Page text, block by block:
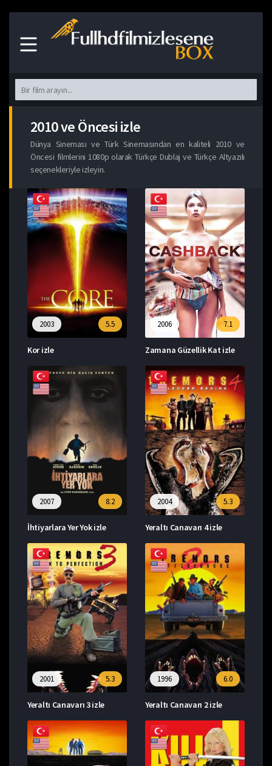
2010 ve Öncesi izle
Dünya Sineması ve Türk Sinemasından en kaliteli 2010 ve
Öncesi filmlerini 1080p olarak Türkçe Dublaj ve Türkçe Altyazılı
seçenekleriyle izleyin.
5.5
2003
Kor izle
7.1
2006
Zamana Güzellik Kat izle
8.2
2007
İhtiyarlara Yer Yok izle
5.3
2004
Yeraltı Canavarı 4 izle
5.3
2001
Yeraltı Canavarı 3 izle
6.0
1996
Yeraltı Canavarı 2 izle